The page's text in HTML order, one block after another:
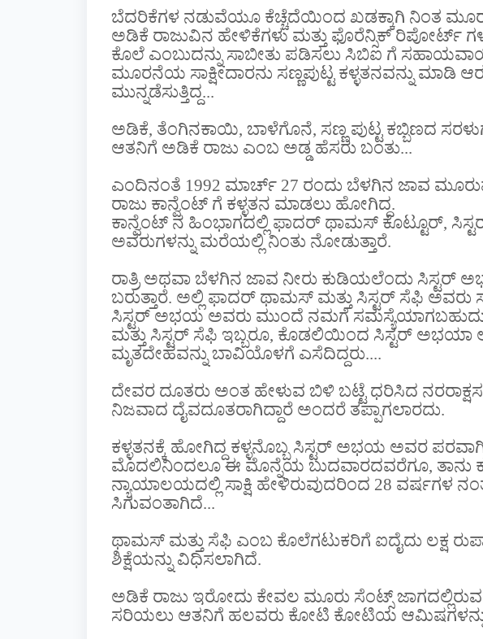
ಬೆದರಿಕೆಗಳ ನಡುವೆಯೂ ಕೆಚ್ಚೆದೆಯಿಂದ ಖಡಕ್ಕಾಗಿ ನಿಂತ
ಅಡಿಕೆ ರಾಜುವಿನ ಹೇಳಿಕೆಗಳು ಮತ್ತು ಫೊರೆನ್ಸಿಕ್ ರಿಪೋರ್ಟ್
ಕೊಲೆ ಎಂಬುದನ್ನು ಸಾಬೀತು ಪಡಿಸಲು ಸಿಬಿಐ ಗೆ
ಮೂರನೆಯ ಸಾಕ್ಷೀದಾರನು ಸಣ್ಣಪುಟ್ಟ ಕಳ್ಳತನವನ್ನು ಮಾಡಿ
ಮುನ್ನಡೆಸುತ್ತಿದ್ದ...
ಅಡಿಕೆ, ತೆಂಗಿನಕಾಯಿ, ಬಾಳೆಗೊನೆ, ಸಣ್ಣ ಪುಟ್ಟ ಕಬ್ಬಿಣದ
ಆತನಿಗೆ ಅಡಿಕೆ ರಾಜು ಎಂಬ ಅಡ್ಡ ಹೆಸರು ಬಂತು...
ಎಂದಿನಂತೆ 1992 ಮಾರ್ಚ್ 27 ರಂದು ಬೆಳಗಿನ ಜಾವ
ರಾಜು ಕಾನ್ವೆಂಟ್ ಗೆ ಕಳ್ಳತನ ಮಾಡಲು ಹೋಗಿದ್ದ.
ಕಾನ್ವೆಂಟ್ ನ ಹಿಂಭಾಗದಲ್ಲಿ ಫಾದರ್ ಥಾಮಸ್ ಕೊಟ್ಟೂರ್,
ಅವರುಗಳನ್ನು ಮರೆಯಲ್ಲಿ ನಿಂತು ನೋಡುತ್ತಾರೆ.
ರಾತ್ರಿ ಅಥವಾ ಬೆಳಗಿನ ಜಾವ ನೀರು ಕುಡಿಯಲೆಂದು ಸಿಸ್ಟರ್
ಬರುತ್ತಾರೆ. ಅಲ್ಲಿ ಫಾದರ್ ಥಾಮಸ್ ಮತ್ತು ಸಿಸ್ಟರ್ ಸೆಫಿ ಅವರು
ಸಿಸ್ಟರ್ ಅಭಯ ಅವರು ಮುಂದೆ ನಮಗೆ
ಮತ್ತು ಸಿಸ್ಟರ್ ಸೆಫಿ ಇಬ್ಬರೂ, ಕೊಡಲಿಯಿಂದ ಸಿಸ್ಟರ್ ಅಭಯಾ
ಮೃತದೇಹವನ್ನು ಬಾವಿಯೊಳಗೆ ಎಸೆದಿದ್ದರು....
ದೇವರ ದೂತರು ಅಂತ ಹೇಳುವ ಬಿಳಿ ಬಟ್ಟೆ ಧರಿಸಿದ
ನಿಜವಾದ ದೈವದೂತರಾಗಿದ್ದಾರೆ ಅಂದರೆ ತಪ್ಪಾಗಲಾರದು.
ಕಳ್ಳತನಕ್ಕೆ ಹೋಗಿದ್ದ ಕಳ್ಳನೊಬ್ಬ ಸಿಸ್ಟರ್ ಅಭಯ ಅವರ ಪರವಾಗಿ
ಮೊದಲಿನಿಂದಲೂ ಈ ಮೊನ್ನೆಯ ಬುದವಾರದವರೆಗೂ, ತಾನು
ನ್ಯಾಯಾಲಯದಲ್ಲಿ ಸಾಕ್ಷಿ ಹೇಳಿರುವುದರಿಂದ 28 ವರ್ಷಗಳ
ಸಿಗುವಂತಾಗಿದೆ...
ಥಾಮಸ್ ಮತ್ತು ಸೆಫಿ ಎಂಬ ಕೊಲೆಗಟುಕರಿಗೆ ಐದೈದು ಲಕ್ಷ
ಶಿಕ್ಷೆಯನ್ನು ವಿಧಿಸಲಾಗಿದೆ.
ಅಡಿಕೆ ರಾಜು ಇರೋದು ಕೇವಲ ಮೂರು ಸೆಂಟ್ಸ್
ಸರಿಯಲು ಆತನಿಗೆ ಹಲವರು ಕೋಟಿ ಕೋಟಿಯ ಆಮಿಷಗಳನ್ನು